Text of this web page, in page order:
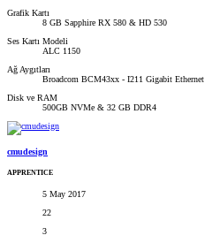
Grafik Kartı
8 GB Sapphire RX 580 & HD 530
Ses Kartı Modeli
ALC 1150
Ağ Aygıtları
Broadcom BCM43xx - I211 Gigabit Ethernet
Disk ve RAM
500GB NVMe & 32 GB DDR4
cmudesign
APPRENTICE
5 May 2017
22
3